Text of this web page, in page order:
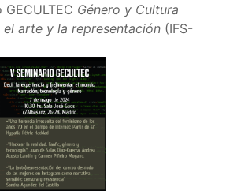
Género y Cultura
el arte y la representación(IFS-